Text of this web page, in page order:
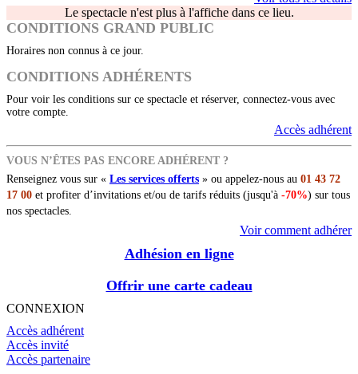
Le spectacle n'est plus à l'affiche dans ce lieu.
CONDITIONS GRAND PUBLIC
Horaires non connus à ce jour.
CONDITIONS ADHÉRENTS
Pour voir les conditions sur ce spectacle et réserver, connectez-vous avec
votre compte.
Accès adhérent
VOUS N’ÊTES PAS ENCORE ADHÉRENT ?
Renseignez vous sur « Les services offerts » ou appelez-nous au 01 43 72
17 00 et profiter d’invitations et/ou de tarifs réduits (jusqu'à -70%) sur tous
nos spectacles.
Voir comment adhérer
Adhésion en ligne
Offrir une carte cadeau
CONNEXION
Accès adhérent
Accès invité
Accès partenaire